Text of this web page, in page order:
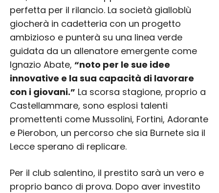
perfetta per il rilancio. La società gialloblù
giocherà in cadetteria con un progetto
ambizioso e punterà su una linea verde
guidata da un allenatore emergente come
Ignazio Abate, “noto per le sue idee
innovative e la sua capacità di lavorare
con i giovani.” La scorsa stagione, proprio a
Castellammare, sono esplosi talenti
promettenti come Mussolini, Fortini, Adorante
e Pierobon, un percorso che sia Burnete sia il
Lecce sperano di replicare.
Per il club salentino, il prestito sarà un vero e
proprio banco di prova. Dopo aver investito